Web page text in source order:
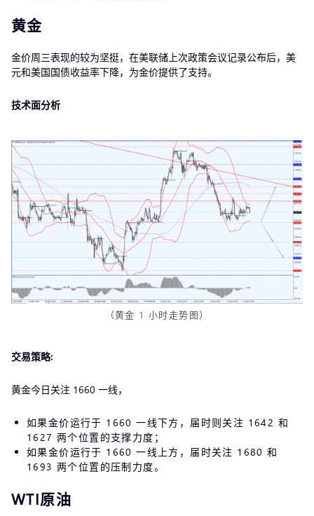
黄金
金价周三表现的较为坚挺，在美联储上次政策会议记录公布后，美
元和美国国债收益率下降，为金价提供了支持。
技术面分析
（黄金 1 小时走势图）
交易策略:
黄金今日关注 1660 一线，
如果金价运行于 1660 一线下方，届时则关注 1642 和
1627 两个位置的支撑力度；
如果金价运行于 1660 一线上方，届时关注 1680 和
1693 两个位置的压制力度。
WTI原油